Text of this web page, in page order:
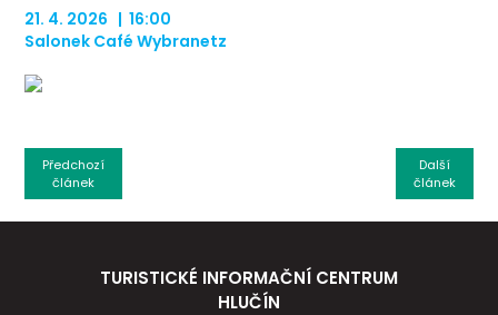
21. 4. 2026 | 16:00
Salonek Café Wybranetz
Další
článek
Předchozí
článek
TURISTICKÉ INFORMAČNÍ CENTRUM
HLUČÍN